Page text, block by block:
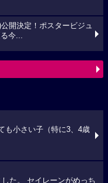
開決定！ポスタービジュ
今...
も小さい子（特に3、4歳
た。 セイレーンがめっち